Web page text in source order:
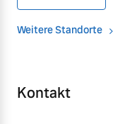
Weitere Standorte
Kontakt